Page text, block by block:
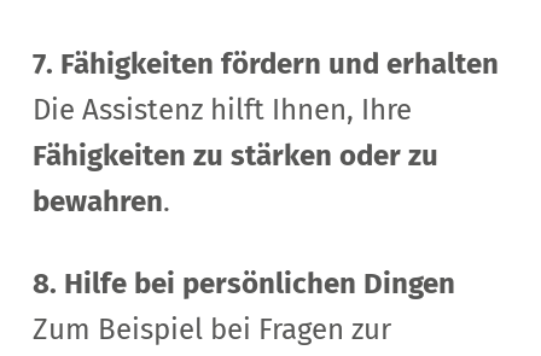
7. Fähigkeiten fördern und erhalten
Die Assistenz hilft Ihnen, Ihre
Fähigkeiten zu stärken oder zu
bewahren.
8. Hilfe bei persönlichen Dingen
Zum Beispiel bei Fragen zur